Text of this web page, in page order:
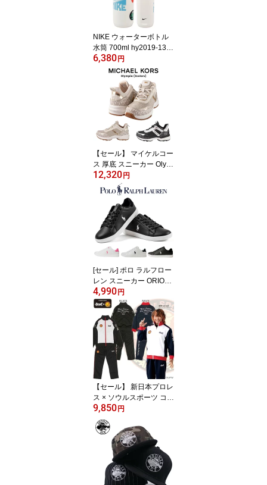
NIKE ウォーターボトル
水筒 700ml hy2019-133
ランニング スポーツ ス
テンレス 保冷専用 ココ
ナッツミルク ウォーター
ジャグ ハイドレーション
24oz 運動 部活 チーム
6,380 円
【セール】 マイケルコー
ス 厚底 スニーカー Olym
pia 歩きやすい 合成皮革
ブラック バニラ モノグ
ラム柄 ミッドカット 22.
0cm〜23.5cm シンプル
キレイめ mk100737 mk1
00762
12,320 円
[セール] ポロ ラルフロー
レン スニーカー ORION
歩きやすい 合成皮革 ロ
ーカット ブラック シン
プル キレイめ rf101681
4,990 円
【セール】 新日本プロレ
ス × ソウルスポーツ コラ
ボレーション メンズ ジ
ャージ セットアップ 上
下 パネル切替 デザイン
筆記体 刺繍ロゴ ブラッ
ク / ネイビー 全2色
9,850 円